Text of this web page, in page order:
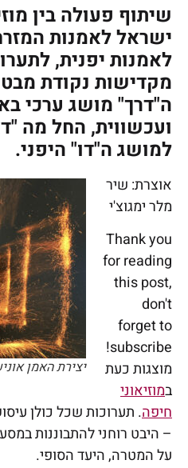
שיתוף פעולה בין
ישראל לאמנות
לאמנות יפנית,
מקדישות נקודת
ה"דרך" מושג ערכי
ועכשווית, החל מה
למושג ה"דו" היפני.
יצירת האמן
אוצרת: שיר
מלר ימגוצ'י
Thank you
for reading
this post,
don't
forget to
subscribe!
מוצגות כעת
במוזיאוני
חיפה. תערוכות שכל כולן
– היבט רוחני להתבוננות
על המטרה, היעד הסופי.